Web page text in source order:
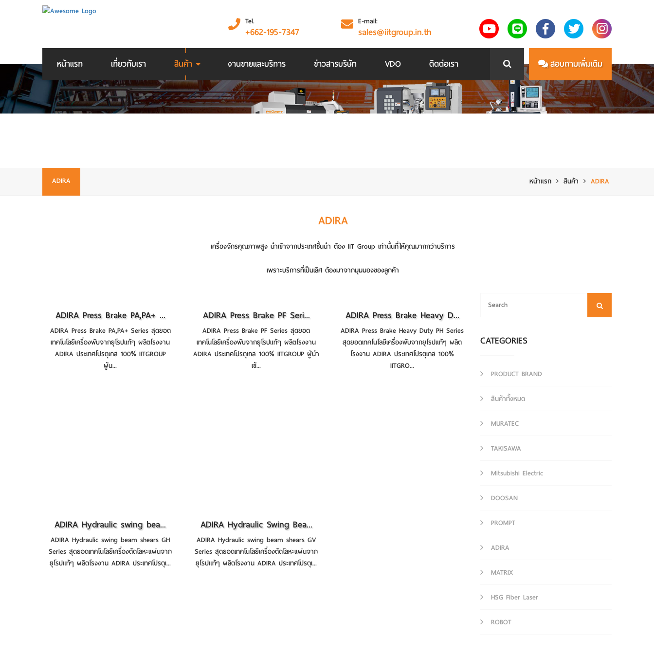
Tel.
+662-195-7347
E-mail:
sales@iitgroup.in.th
หน้าแรก เกี่ยวกับเรา สินค้า งานขายและบริการ ข่าวสารบริษัท VDO ติดต่อเรา สอบถามเพิ่มเติม
ADIRA หน้าแรก สินค้า ADIRA
ADIRA
เครื่องจักรคุณภาพสูง นำเข้าจากประเทศชั้นนำ ต้อง IIT Group เท่านั้นที่ให้คุณมากกว่าบริการ
เพราะบริการที่เป็นเลิศ ต้องมาจากมุมมองของลูกค้า
ADIRA Press Brake PA,PA+ ...
ADIRA Press Brake PA,PA+ Series สุดยอด
เทคโนโลยีเครื่องพับจากยุโรปแท้ๆ ผลิตโรงงาน
ADIRA ประเทศโปรตุเกส 100% IITGROUP
ผู้น...
ADIRA Press Brake PF Seri...
ADIRA Press Brake PF Series สุดยอด
เทคโนโลยีเครื่องพับจากยุโรปแท้ๆ ผลิตโรงงาน
ADIRA ประเทศโปรตุเกส 100% IITGROUP ผู้นำ
เข้...
ADIRA Press Brake Heavy D...
ADIRA Press Brake Heavy Duty PH Series
สุดยอดเทคโนโลยีเครื่องพับจากยุโรปแท้ๆ ผลิต
โรงงาน ADIRA ประเทศโปรตุเกส 100%
IITGRO...
ADIRA Hydraulic swing bea...
ADIRA Hydraulic swing beam shears GH
Series สุดยอดเทคโนโลยีเครื่องตัดโลหะแผ่นจาก
ยุโรปแท้ๆ ผลิตโรงงาน ADIRA ประเทศโปรตุเ...
ADIRA Hydraulic Swing Bea...
ADIRA Hydraulic swing beam shears GV
Series สุดยอดเทคโนโลยีเครื่องตัดโลหะแผ่นจาก
ยุโรปแท้ๆ ผลิตโรงงาน ADIRA ประเทศโปรตุเ...
CATEGORIES
PRODUCT BRAND
สินค้าทั้งหมด
MURATEC
TAKISAWA
Mitsubishi Electric
DOOSAN
PROMPT
ADIRA
MATRIX
HSG Fiber Laser
ROBOT